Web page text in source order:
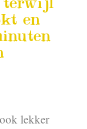
terwijl
en
lekker